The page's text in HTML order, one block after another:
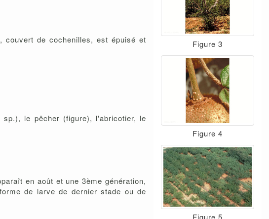
de cochenilles, est épuisé et
sp.), le pêcher (figure), l'abricotier, le
en août et une 3ème génération,
de larve de dernier stade ou de
Figure 3
Figure 4
Figure 5